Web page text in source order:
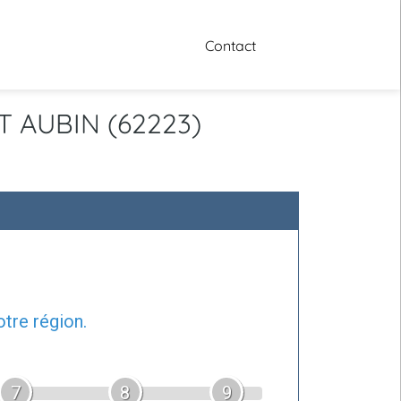
Contact
AUBIN (62223)
région.
7 8 9